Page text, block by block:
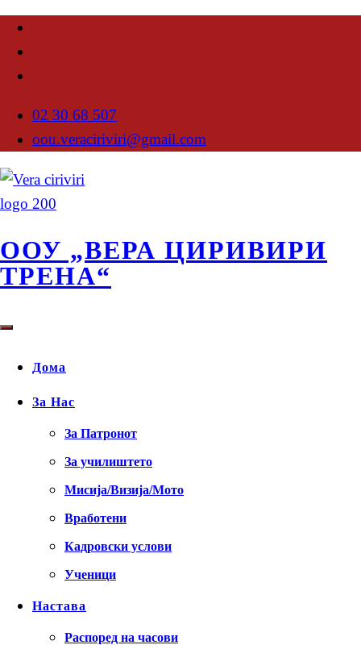
02 30 68 507
oou.veraciriviri@gmail.com
ООУ „ВЕРА ЦИРИВИРИ
ТРЕНА“
Дома
За Нас
За Патронот
За училиштето
Мисија/Визија/Мото
Вработени
Кадровски услови
Ученици
Настава
Распоред на часови